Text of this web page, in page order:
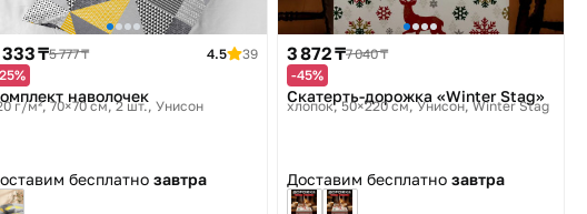
333 ₸5 777 ₸ 4.5
39
наволочек
г/м², 70×70 см, 2 шт. Унисон
бесплатно завтра
3 872 ₸7 040 ₸
-45%
Скатерть-дорожка «Winter Stag»
хлопок, 50×220 см Унисон, Winter Stag
Доставим бесплатно завтра